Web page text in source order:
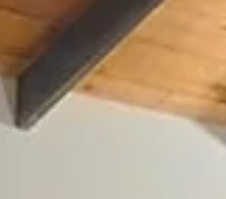
de los derechos humanos de las mujeres, la
población LGBTI+ y las personas con
discapacidad se reúnen en este espacio
comunitario co